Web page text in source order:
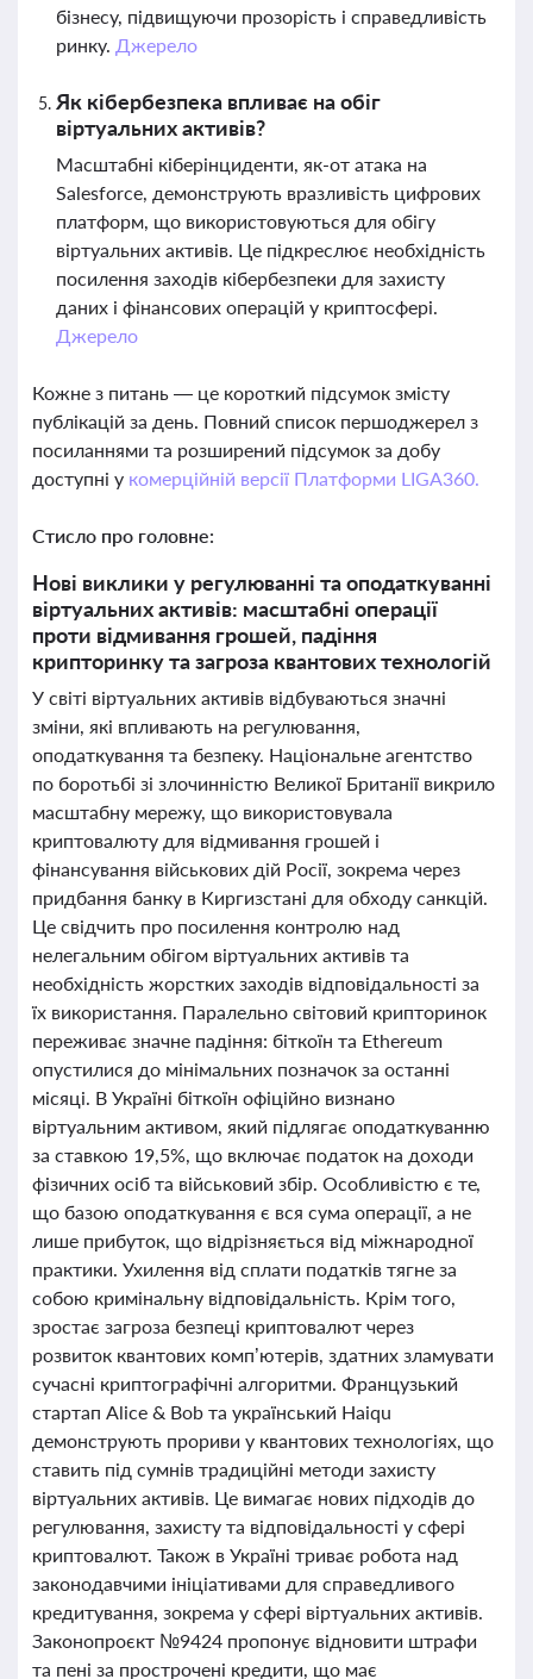
бізнесу, підвищуючи прозорість і справедливість
ринку. Джерело
Як кібербезпека впливає на обіг
віртуальних активів?
Масштабні кіберінциденти, як-от атака на
Salesforce, демонструють вразливість цифрових
платформ, що використовуються для обігу
віртуальних активів. Це підкреслює необхідність
посилення заходів кібербезпеки для захисту
даних і фінансових операцій у криптосфері.
Джерело
Кожне з питань — це короткий підсумок змісту
публікацій за день. Повний список першоджерел з
посиланнями та розширений підсумок за добу
доступні у комерційній версії Платформи LIGA360.
Стисло про головне:
Нові виклики у регулюванні та оподаткуванні
віртуальних активів: масштабні операції
проти відмивання грошей, падіння
крипторинку та загроза квантових технологій
У світі віртуальних активів відбуваються значні
зміни, які впливають на регулювання,
оподаткування та безпеку. Національне агентство
по боротьбі зі злочинністю Великої Британії викрило
масштабну мережу, що використовувала
криптовалюту для відмивання грошей і
фінансування військових дій Росії, зокрема через
придбання банку в Киргизстані для обходу санкцій.
Це свідчить про посилення контролю над
нелегальним обігом віртуальних активів та
необхідність жорстких заходів відповідальності за
їх використання. Паралельно світовий крипторинок
переживає значне падіння: біткоїн та Ethereum
опустилися до мінімальних позначок за останні
місяці. В Україні біткоїн офіційно визнано
віртуальним активом, який підлягає оподаткуванню
за ставкою 19,5%, що включає податок на доходи
фізичних осіб та військовий збір. Особливістю є те,
що базою оподаткування є вся сума операції, а не
лише прибуток, що відрізняється від міжнародної
практики. Ухилення від сплати податків тягне за
собою кримінальну відповідальність. Крім того,
зростає загроза безпеці криптовалют через
розвиток квантових комп’ютерів, здатних зламувати
сучасні криптографічні алгоритми. Французький
стартап Alice & Bob та український Haiqu
демонструють прориви у квантових технологіях, що
ставить під сумнів традиційні методи захисту
віртуальних активів. Це вимагає нових підходів до
регулювання, захисту та відповідальності у сфері
криптовалют. Також в Україні триває робота над
законодавчими ініціативами для справедливого
кредитування, зокрема у сфері віртуальних активів.
Законопроєкт №9424 пропонує відновити штрафи
та пені за прострочені кредити, що має